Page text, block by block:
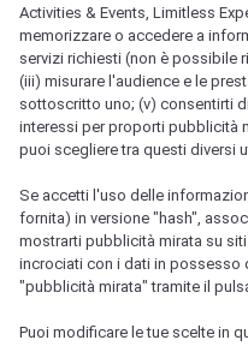
Activities & Events, Limitless
memorizzare o accedere a
servizi richiesti (non è possibile
(iii) misurare l'audience e le
sottoscritto uno; (v) consentirti
interessi per proporti pubblicità
puoi scegliere tra questi diversi
Se accetti l'uso delle
fornita) in versione "hash",
mostrarti pubblicità mirata su
incrociati con i dati in possesso
"pubblicità mirata" tramite il
Puoi modificare le tue scelte in